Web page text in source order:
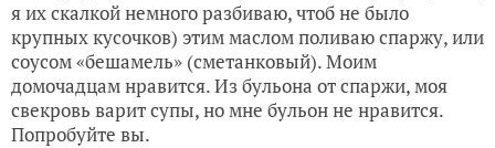
я их скалкой немного разбиваю, чтоб не было
крупных кусочков) этим маслом поливаю спаржу, или
соусом «бешамель» (сметанковый). Моим
домочадцам нравится. Из бульона от спаржи, моя
свекровь варит супы, но мне бульон не нравится.
Попробуйте вы.